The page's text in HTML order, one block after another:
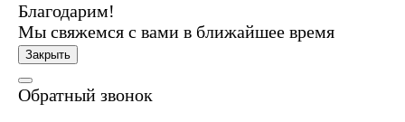
Благодарим!
Мы свяжемся с вами в ближайшее время
Закрыть
Обратный звонок